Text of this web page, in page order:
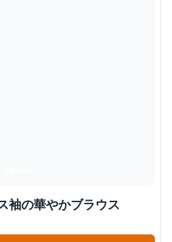
袖の華やかブラウス